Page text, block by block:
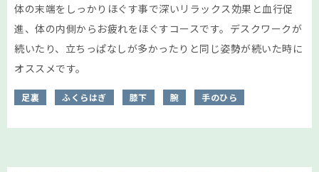
体の末端をしっかりほぐす事で深いリラックス効果と血行促
進、体の内側からお疲れをほぐすコースです。デスクワークが
続いたり、立ちっぱなしが多かったりと同じ姿勢が続いた時に
オススメです。
足裏 ふくらはぎ 膝下 腕 手のひら